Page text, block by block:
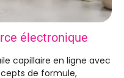
électronique
capillaire en ligne avec
de formule,